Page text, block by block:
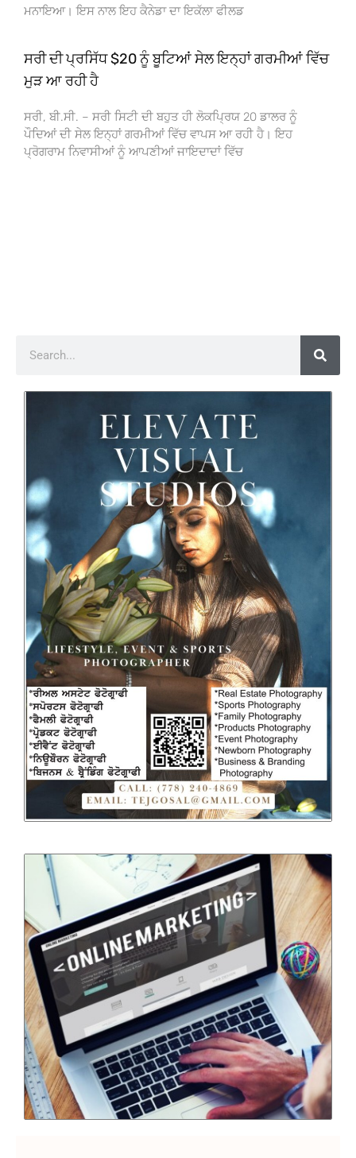
ਮਨਾਇਆ। ਇਸ ਨਾਲ ਇਹ ਕੈਨੇਡਾ ਦਾ ਇਕੱਲਾ ਫੀਲਡ
ਸਰੀ ਦੀ ਪ੍ਰਸਿੱਧ $20 ਨੂੰ ਬੂਟਿਆਂ ਸੇਲ ਇਨ੍ਹਾਂ ਗਰਮੀਆਂ ਵਿੱਚ
ਮੁੜ ਆ ਰਹੀ ਹੈ
ਸਰੀ, ਬੀ.ਸੀ. – ਸਰੀ ਸਿਟੀ ਦੀ ਬਹੁਤ ਹੀ ਲੋਕਪ੍ਰਿਯ 20 ਡਾਲਰ ਨੂੰ
ਪੌਦਿਆਂ ਦੀ ਸੇਲ ਇਨ੍ਹਾਂ ਗਰਮੀਆਂ ਵਿੱਚ ਵਾਪਸ ਆ ਰਹੀ ਹੈ। ਇਹ
ਪ੍ਰੋਗਰਾਮ ਨਿਵਾਸੀਆਂ ਨੂੰ ਆਪਣੀਆਂ ਜਾਇਦਾਦਾਂ ਵਿੱਚ